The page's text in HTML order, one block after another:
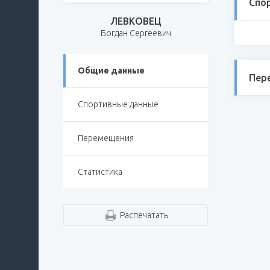
ЛЕВКОВЕЦ
Богдан Сергеевич
Общие данные
Спортивные данные
Перемещения
Статистика
Распечатать